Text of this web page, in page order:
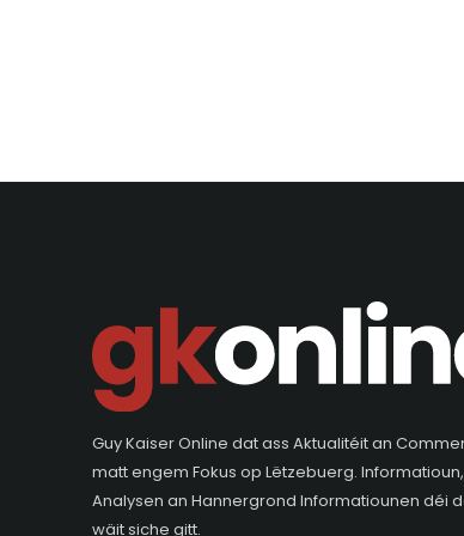
Guy Kaiser Online dat ass Aktualitéit an
matt engem Fokus op Lëtzebuerg. Informatioun,
Analysen an Hannergrond Informatiounen déi
wäit siche gitt.